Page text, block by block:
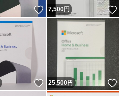
いいね！
7,500円
いいね！
25,500円